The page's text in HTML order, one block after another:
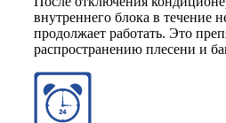
внутреннего блока в течение
продолжает работать. Это
распространению плесени и